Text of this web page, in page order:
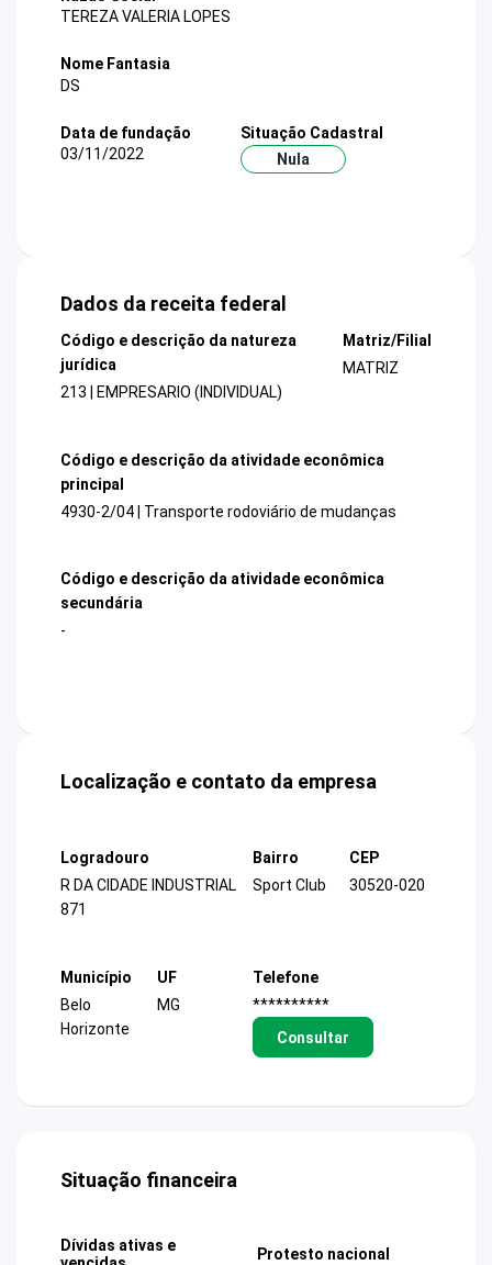
TEREZA VALERIA LOPES
Nome Fantasia
DS
Data de fundação
03/11/2022
Situação Cadastral
Nula
Dados da receita federal
Código e descrição da natureza
jurídica
213 | EMPRESARIO (INDIVIDUAL)
Matriz/Filial
MATRIZ
Código e descrição da atividade econômica
principal
4930-2/04 | Transporte rodoviário de mudanças
Código e descrição da atividade econômica
secundária
-
Localização e contato da empresa
Logradouro
R DA CIDADE INDUSTRIAL
871
Bairro
Sport Club
CEP
30520-020
Município
Belo
Horizonte
UF
MG
Telefone
**********
Consultar
Situação financeira
Dívidas ativas e
Protesto nacional